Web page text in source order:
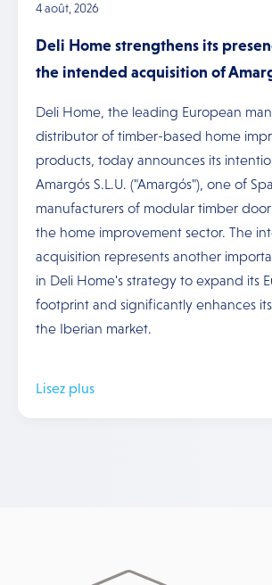
4 août, 2026
Deli Home strengthens its
the intended acquisition of
Deli Home, the leading European
distributor of timber-based home
products, today announces its
Amargós S.L.U. ("Amargós"), one of
manufacturers of modular timber
the home improvement sector. The
acquisition represents another
in Deli Home's strategy to expand its
footprint and significantly enhances
the Iberian market.
Lisez plus